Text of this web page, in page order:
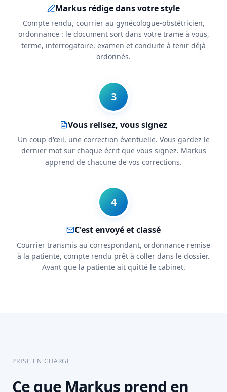
Markus rédige dans votre style
Compte rendu, courrier au gynécologue-obstétricien,
ordonnance : le document sort dans votre trame à vous,
terme, interrogatoire, examen et conduite à tenir déjà
ordonnés.
3
Vous relisez, vous signez
Un coup d'œil, une correction éventuelle. Vous gardez le
dernier mot sur chaque écrit que vous signez. Markus
apprend de chacune de vos corrections.
4
C'est envoyé et classé
Courrier transmis au correspondant, ordonnance remise
à la patiente, compte rendu prêt à coller dans le dossier.
Avant que la patiente ait quitté le cabinet.
PRISE EN CHARGE
Ce que Markus prend en